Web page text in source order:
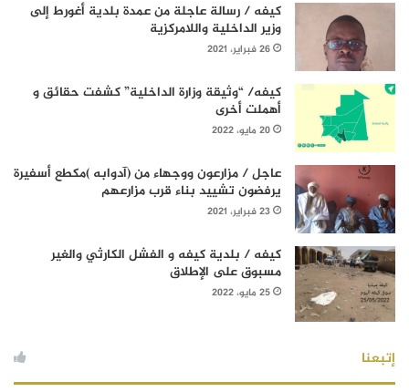
كيفه / رسالة عاجلة من عمدة بلدية أغورط إلى
وزير الداخلية واللامركزية
26 فبراير، 2021
كيفه/ “وثيقة وزارة الداخلية” كشفت حقائق و
أهملت أخرى
20 مايو، 2022
عاجل / مزارعون ووجهاء من (آدوابه )مكطع أسفيرة
يرفضون تشييد بناء قرب مزارعهم
23 فبراير، 2021
كيفه / بلدية كيفه و الفشل الكارثي والغير
مسبوق على الإطلاق
25 مايو، 2022
إتبعنا